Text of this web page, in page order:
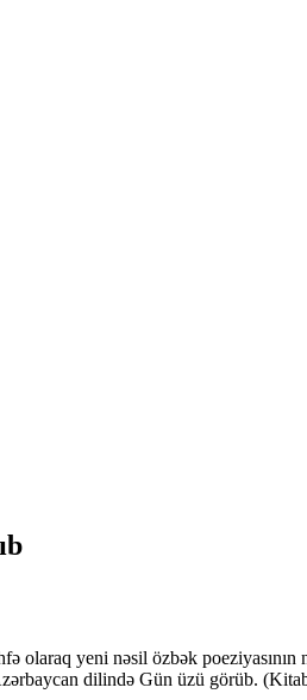
olaraq yeni nəsil özbək
dilində Gün üzü görüb.